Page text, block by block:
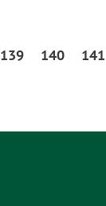
139 140 141